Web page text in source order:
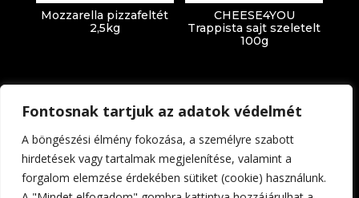
Fontosnak tartjuk az adatok védelmét
A böngészési élmény fokozása, a személyre szabott
hirdetések vagy tartalmak megjelenítése, valamint a
forgalom elemzése érdekében sütiket (cookie) használunk.
Mozzarella pizzafeltét
2,5kg
CHEESE4YOU
Trappista sajt szeletelt
100g
Impresszum Adatkezelési tájékoztató